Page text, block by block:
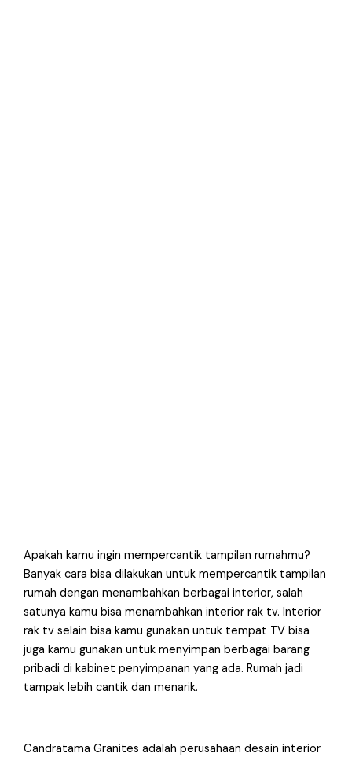
Apakah kamu ingin mempercantik tampilan rumahmu?
Banyak cara bisa dilakukan untuk mempercantik tampilan
rumah dengan menambahkan berbagai interior, salah
satunya kamu bisa menambahkan interior rak tv. Interior
rak tv selain bisa kamu gunakan untuk tempat TV bisa
juga kamu gunakan untuk menyimpan berbagai barang
pribadi di kabinet penyimpanan yang ada. Rumah jadi
tampak lebih cantik dan menarik.
Candratama Granites adalah perusahaan desain interior